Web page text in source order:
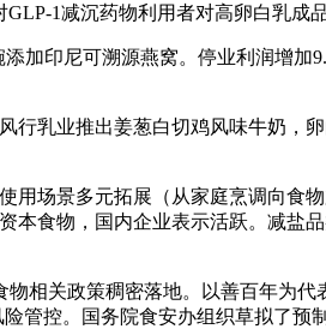
1减沉药物利用者对高卵白乳成
加印尼可溯源燕窝。停业利润增加
乳业推出姜葱白切鸡风味牛奶，
场景多元拓展（从家庭烹调向食
本食物，国内企业表示活跃。减盐
相关政策稠密落地。以善百年为代
管控。国务院食安办组织草拟了预